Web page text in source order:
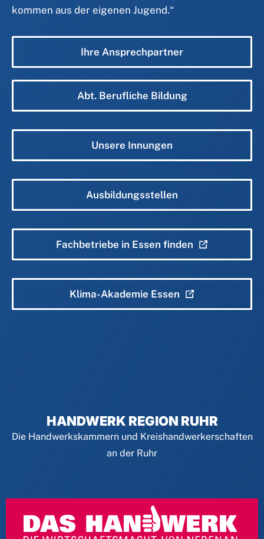
kommen aus der eigenen Jugend.“
Ihre Ansprechpartner
Abt. Berufliche Bildung
Unsere Innungen
Ausbildungsstellen
Fachbetriebe in Essen finden
Klima-Akademie Essen
HANDWERK REGION RUHR
Die Handwerkskammern und Kreishandwerkerschaften
an der Ruhr